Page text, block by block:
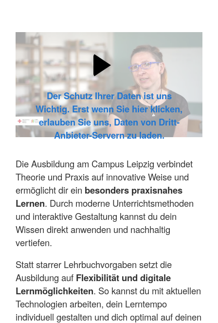
Der Schutz Ihrer Daten ist uns
Wichtig. Erst wenn Sie hier klicken,
erlauben Sie uns, Daten von Dritt-
Anbieter-Servern zu laden.
Die Ausbildung am Campus Leipzig verbindet
Theorie und Praxis auf innovative Weise und
ermöglicht dir ein besonders praxisnahes
Lernen. Durch moderne Unterrichtsmethoden
und interaktive Gestaltung kannst du dein
Wissen direkt anwenden und nachhaltig
vertiefen.
Statt starrer Lehrbuchvorgaben setzt die
Ausbildung auf Flexibilität und digitale
Lernmöglichkeiten. So kannst du mit aktuellen
Technologien arbeiten, dein Lerntempo
individuell gestalten und dich optimal auf deinen